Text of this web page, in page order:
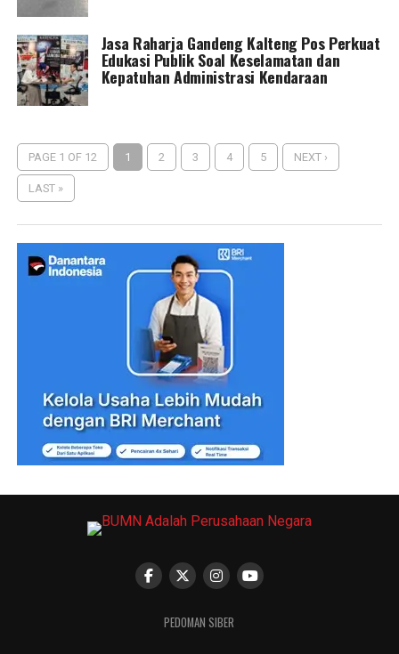
Jasa Raharja Gandeng Kalteng Pos Perkuat
Edukasi Publik Soal Keselamatan dan
Kepatuhan Administrasi Kendaraan
PAGE 1 OF 12 1 2 3 4 5 NEXT ›
LAST »
PEDOMAN SIBER